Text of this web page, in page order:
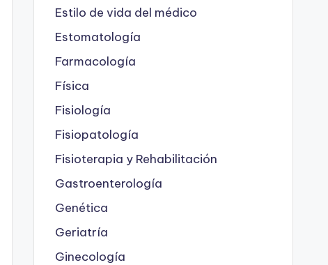
Estilo de vida del médico
Estomatología
Farmacología
Física
Fisiología
Fisiopatología
Fisioterapia y Rehabilitación
Gastroenterología
Genética
Geriatría
Ginecología